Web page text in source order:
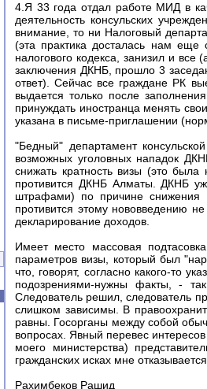
4.Я 33 года отдал работе МИД в
деятельность консульских
внимание, то ни Налоговый
(эта практика досталась нам
налогового кодекса, занизил и все
заключения ДКНБ, прошло 3
ответ). Сейчас все граждане РК
выдается только после
принуждать иностранца менять
указана в письме-приглашении
"Бедный" департамент
возможных уголовных нападок
снижать кратность визы (это
противится ДКНБ Алматы. ДКНБ
штрафами) по причине снижения
противится этому нововведению
декларирование доходов.
Имеет место массовая
параметров визы, который был
что, говорят, согласно какого-то
подозрениями-нужны факты, -
Следователь решил, следователь
слишком зависимы. В
равны. Госорганы между собой
вопросах. Явный перевес
моего министерства)
гражданских исках мне отказывается.
Рахимбеков Рашид